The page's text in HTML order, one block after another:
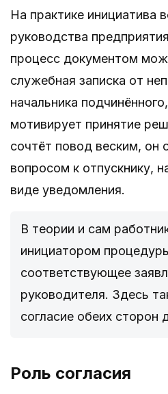
На практике инициатива
руководства
процесс документом
служебная записка от
начальника
мотивирует принятие
сочтёт повод веским, он
вопросом к отпускнику,
виде уведомления.
В теории и сам
инициатором
соответствующее
руководителя. Здесь
согласие обеих сторон
Роль согласия